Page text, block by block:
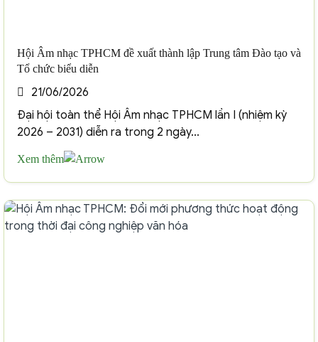
Hội Âm nhạc TPHCM đề xuất thành lập Trung tâm Đào tạo và
Tổ chức biểu diễn
21/06/2026
Đại hội toàn thể Hội Âm nhạc TPHCM lần I (nhiệm kỳ
2026 – 2031) diễn ra trong 2 ngày...
Xem thêm